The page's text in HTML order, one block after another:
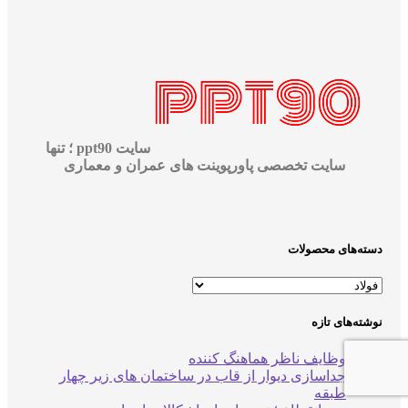
سایت ppt90 ؛ تنها
سایت تخصصی پاورپوینت های عمران و معماری
دسته‌های محصولات
نوشته‌های تازه
وظایف ناظر هماهنگ کننده
جداسازی دیوار از قاب در ساختمان های زیر چهار
طبقه